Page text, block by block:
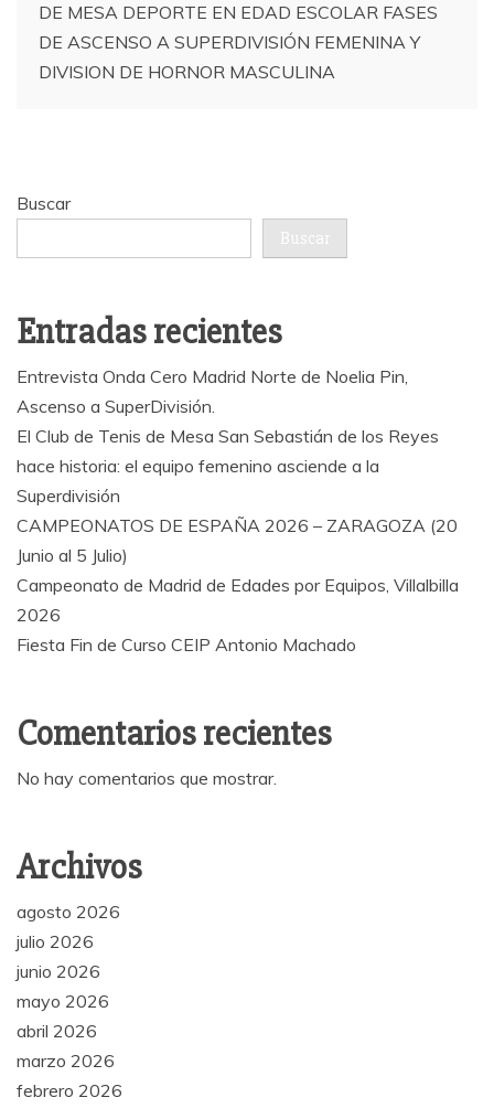
de
entradas
DE MESA DEPORTE EN EDAD ESCOLAR FASES
DE ASCENSO A SUPERDIVISIÓN FEMENINA Y
DIVISION DE HORNOR MASCULINA
Buscar
Buscar
Entradas recientes
Entrevista Onda Cero Madrid Norte de Noelia Pin,
Ascenso a SuperDivisión.
El Club de Tenis de Mesa San Sebastián de los Reyes
hace historia: el equipo femenino asciende a la
Superdivisión
CAMPEONATOS DE ESPAÑA 2026 – ZARAGOZA (20
Junio al 5 Julio)
Campeonato de Madrid de Edades por Equipos, Villalbilla
2026
Fiesta Fin de Curso CEIP Antonio Machado
Comentarios recientes
No hay comentarios que mostrar.
Archivos
agosto 2026
julio 2026
junio 2026
mayo 2026
abril 2026
marzo 2026
febrero 2026